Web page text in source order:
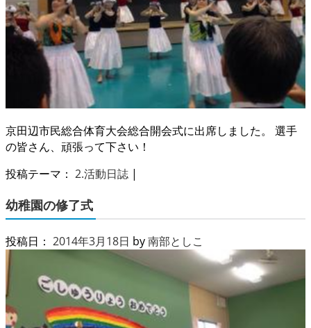
京田辺市民総合体育大会総合開会式に出席しました。 選手
の皆さん、頑張って下さい！
投稿テーマ： 2.活動日誌 |
幼稚園の修了式
投稿日： 2014年3月18日 by南部としこ